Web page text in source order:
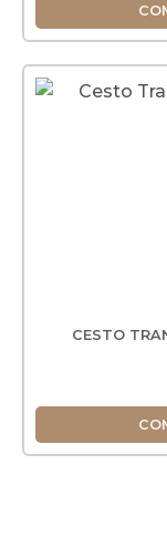
CESTO